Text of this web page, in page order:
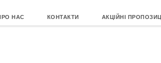
НАС КОНТАКТИ АКЦІЙНІ